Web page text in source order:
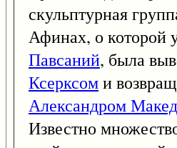
скульптурная
Афинах, о которой
Павсаний, была
Ксерксоми
Александром
Известно